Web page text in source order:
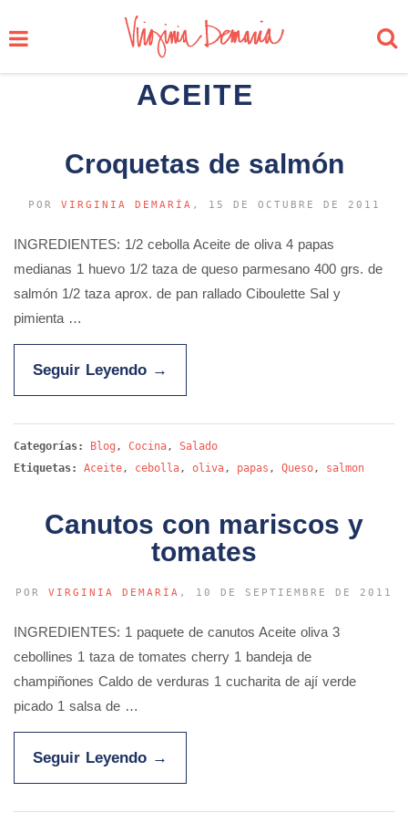
ACEITE
Croquetas de salmón
POR VIRGINIA DEMARÍA , 15 DE OCTUBRE DE 2011
INGREDIENTES: 1/2 cebolla Aceite de oliva 4 papas
medianas 1 huevo 1/2 taza de queso parmesano 400 grs. de
salmón 1/2 taza aprox. de pan rallado Ciboulette Sal y
pimienta …
Seguir Leyendo →
Categorías: Blog , Cocina, Salado
Etiquetas:
Aceite, cebolla, oliva, papas , Queso, salmon
Canutos con mariscos y
tomates
POR VIRGINIA DEMARÍA , 10 DE SEPTIEMBRE DE 2011
INGREDIENTES: 1 paquete de canutos Aceite oliva 3
cebollines 1 taza de tomates cherry 1 bandeja de
champiñones Caldo de verduras 1 cucharita de ají verde
picado 1 salsa de …
Seguir Leyendo →